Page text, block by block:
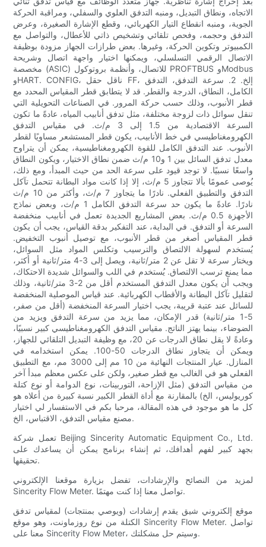
الاتجاه، ونطاق التبديل، ومنبه التدفق العلوي والسفلي، ومراقبة الحركة
الجوية، ومنبه انقطاع التيار الكهربائي، وقطع الإشارة الصغيرة، وعرض
التدفق وحجمه، وفحص تلقائي وتشخيص ذاتي للأعطال، والتواصل مع
الكمبيوتر وتكوين الحركة، وغيرها. بعض طرازات الجهاز مزودة بوظيفة
الاتصال الرقمي التسلسلي، ويمكنها اختيار واجهة اتصال وشريحة
مخصصة (ASIC) للاتصال، وأنظمة بروتوكول PROFTBUS وModbus
وHART. CONFIG، ناقل حقل FF، إلخ. 2. سرعة التدفق، التدفق
الكامل، النطاق، الدرجة والقطر. قد لا يتطابق قطر المقياس المحدد مع
قطر الأنبوب، وذلك حسب حركة المرور. في الصناعات التحويلية التي
تنقل سوائل ذات لزوجة مختلفة، مثل تدفق أنابيب المياه، عادةً ما تكون
السرعة الاقتصادية من 1.5 إلى 3 م/ث. في مقياس التدفق
الكهرومغناطيسي في خط الأنابيب، يكون قطر المستشعر مساويًا لقطر
الأنبوب. عند التدفق الكامل للقوة الكهرومغناطيسية، يمكن أن يتراوح
معدل تدفق السائل بين 1 و10 م/ث ضمن نطاق الاختيار، ويكون النطاق
واسعًا نسبيًا. لا توجد قيود على سرعة الحد من حيث المبدأ، ومع ذلك،
يُوصى عمومًا بألا تتجاوز 5 م/ث، إلا إذا كانت مواد البطانة تتحمل تآكل
التدفق والتطبيق الفعلي. نادرًا ما يتجاوز 7 م/ث، وأكثر من 10 م/ث
نادرًا. عادةً ما يكون حد سرعة التدفق الكامل 1 م/ث، وبعض نماذج
الأجهزة 0.5 م/ث. بعض المشاريع الجديدة تعمل في أنابيب منخفضة
السرعة أو التدفق. في البداية، عند التفكير بدقة القياس، يجب أن يكون
قطر المقياس أصغر من قطر الأنبوب، مع توصيل أنبوب التخفيض.
يُستخدم لسهولة الالتصاق والترسيب وتكلس المواد مثل السوائل،
ويختار سرعة لا تقل عن 2 متر/ثانية، ويصل إلى 3-4 متر/ثانية أو أكثر،
مما يمنع ترسب الالتصاق. يُستخدم في اللب والسوائل شديدة الاحتكاك،
ويجب أن يكون معدل التدفق المستخدم أقل من 2-3 متر/ثانية، وذلك
لتقليل تآكل البطانة والأقطاب الكهربائية. عند قياس الموصلية المنخفضة
للسائل عند عتبة قريبة، يجب اختيار السرعة المنخفضة (أقل من صفر،
5-1 متر/ثانية) قدر الإمكان، مما يزيد من سرعة التدفق ويزيد من
الضوضاء، بينما يهتز الناتج. مقياس التدفق الكهرومغناطيسي كبير نسبيًا،
وعادةً لا يقل نطاق الدرجات عن 20، مع وظيفة التبديل التلقائي للجهاز،
ويمكن أن يتجاوز نطاق الدرجات 50-100. يمكن استخدامه في
المنازل. عيار المنتجات النهائية من 10 مم إلى 3000 مم، مع التطبيق
الفعلي هو في الغالب مع قطر صغير، ولكن على عكس معظم مبدأ آخر
من مقياس التدفق (مثل الإزاحة، التوربينات، نوع الدوامة أو نوع كتلة
كوريوليس، الخ) بالمقارنة مع أداة القطر الكبير نسبة كبيرة من أعلاه هو
كل ما هو موجود في هذه المقالة، مرحبا بكم في الاستفسار لي اختيار
مصنع مقياس التدفق، الاقتباس، الخ.
تعمل شركة Beijing Sincerity Automatic Equipment Co., Ltd.
بجهد كبير لفهم أهدافك، ثم إنشاء برنامج يمكن أن يساعدك على
تحقيقها.
لمزيد من النصائح والإرشادات، تفضل بزيارة موقعنا الإلكتروني
Sincerity Flow Meter. تواصل معنا إذا كنت مهتمًا.
موقع إلكتروني شيق يقدم إرشادات (ويوصي بمنتجات) لمقياس تدفق
الكتلة من نوع روزماونت، وهو موقع Sincerity Flow Meter. تواصل
معنا على Sincerity Flow Meter، وسيتم حل مشكلتك.